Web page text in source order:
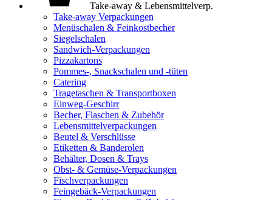
Take-away & Lebensmittelverp.
Take-away Verpackungen
Menüschalen & Feinkostbecher
Siegelschalen
Sandwich-Verpackungen
Pizzakartons
Pommes-, Snackschalen und -tüten
Catering
Tragetaschen & Transportboxen
Einweg-Geschirr
Becher, Flaschen & Zubehör
Lebensmittelverpackungen
Beutel & Verschlüsse
Etiketten & Banderolen
Behälter, Dosen & Trays
Obst- & Gemüse-Verpackungen
Fischverpackungen
Feingebäck-Verpackungen